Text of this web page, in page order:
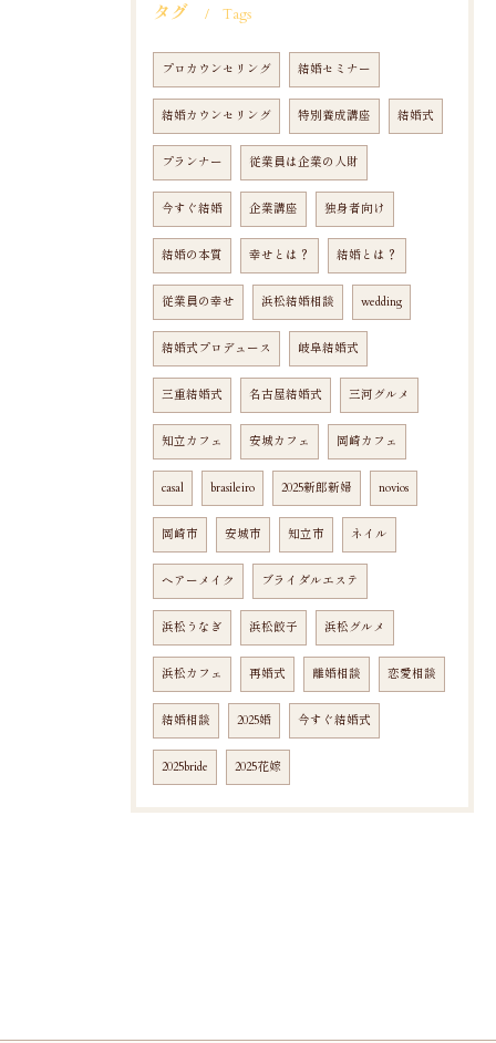
タグ Tags
プロカウンセリング 結婚セミナー
結婚カウンセリング 特別養成講座 結婚式
プランナー 従業員は企業の人財
今すぐ結婚 企業講座 独身者向け
結婚の本質 幸せとは？ 結婚とは？
従業員の幸せ 浜松結婚相談 wedding
結婚式プロデュース 岐阜結婚式
三重結婚式 名古屋結婚式 三河グルメ
知立カフェ 安城カフェ 岡崎カフェ
casal brasileiro 2025新郎新婦 novios
岡崎市 安城市 知立市 ネイル
ヘアーメイク ブライダルエステ
浜松うなぎ 浜松餃子 浜松グルメ
浜松カフェ 再婚式 離婚相談 恋愛相談
結婚相談 2025婚 今すぐ結婚式
2025bride 2025花嫁